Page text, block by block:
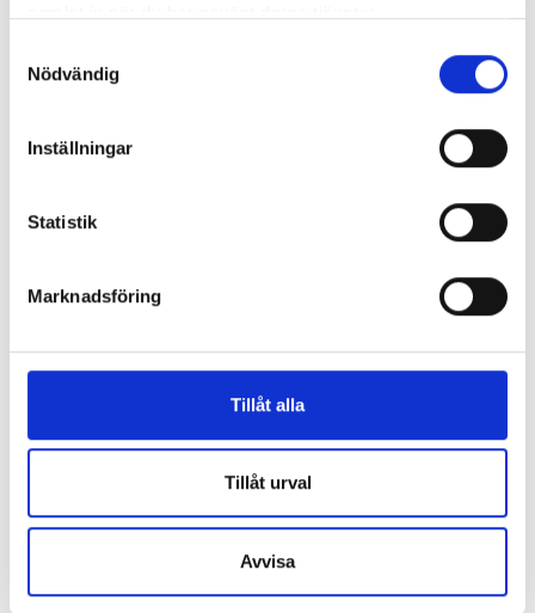
Nödvändig
Inställningar
Statistik
Marknadsföring
Tillåt alla
Tillåt urval
Avvisa
Enorma skillnader mellan
Så mycket tjänar dagspresscheferna